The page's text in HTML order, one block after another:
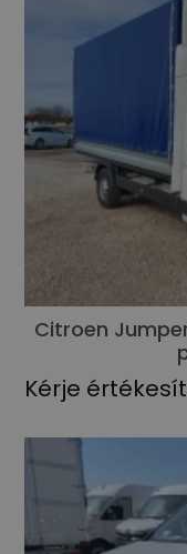
Citroen
Kérje